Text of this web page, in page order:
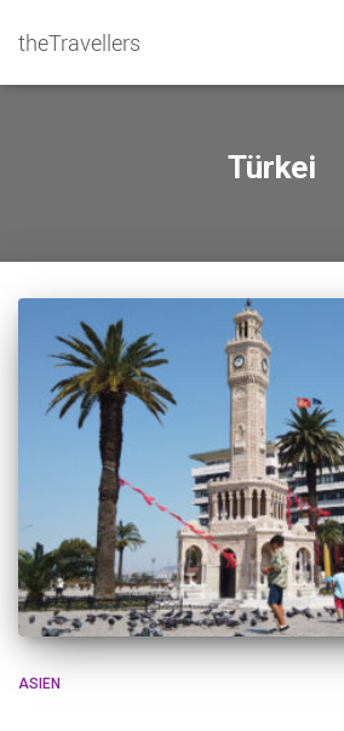
theTravellers
Türkei
ASIEN